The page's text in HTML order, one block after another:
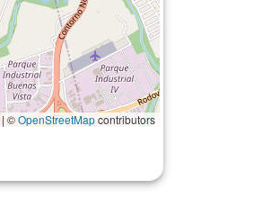
| ©OpenStreetMapcontributors